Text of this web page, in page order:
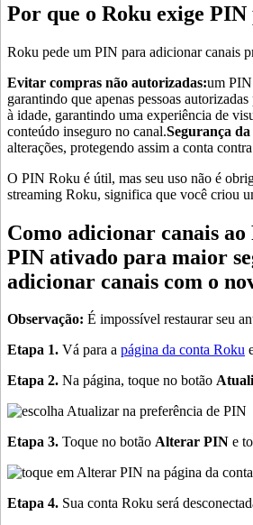
Por que o Roku exige
Roku pede um PIN para adicionar canais
Evitar compras não autorizadas:um PIN
garantindo que apenas pessoas
à idade, garantindo uma experiência de
conteúdo inseguro no canal.Segurança
alterações, protegendo assim a conta
O PIN Roku é útil, mas seu uso não é
streaming Roku, significa que você criou
Como adicionar canais
PIN ativado para maior
adicionar canais com o
Observação: É impossível restaurar seu
Etapa 1. Vá para a página da conta Roku
Etapa 2. Na página, toque no botão
Etapa 3. Toque no botão Alterar PIN e
Etapa 4. Sua conta Roku será